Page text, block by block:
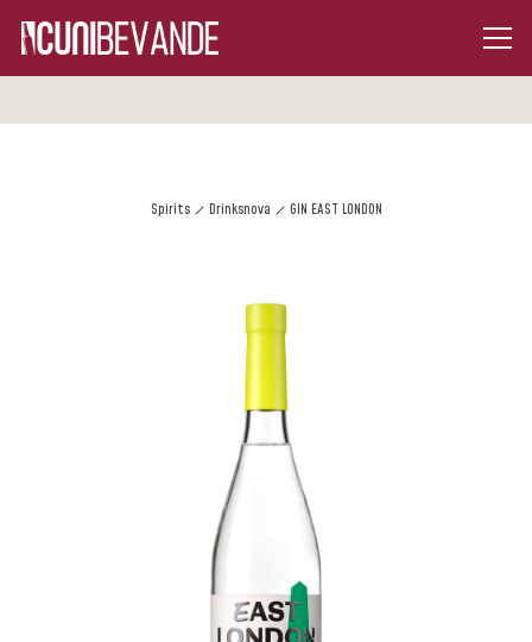
Spirits Drinksnova GIN EAST LONDON